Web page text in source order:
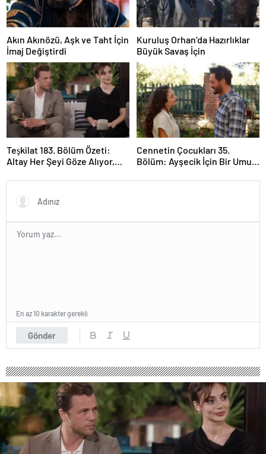
Akın Akınözü, Aşk ve Taht İçin
İmaj Değiştirdi
Kuruluş Orhan’da Hazırlıklar
Büyük Savaş İçin
Teşkilat 183. Bölüm Özeti:
Altay Her Şeyi Göze Alıyor,
Cennetin Çocukları 35.
Bölüm: Ayşecik İçin Bir Umut
Gönder
En az 10 karakter gerekli